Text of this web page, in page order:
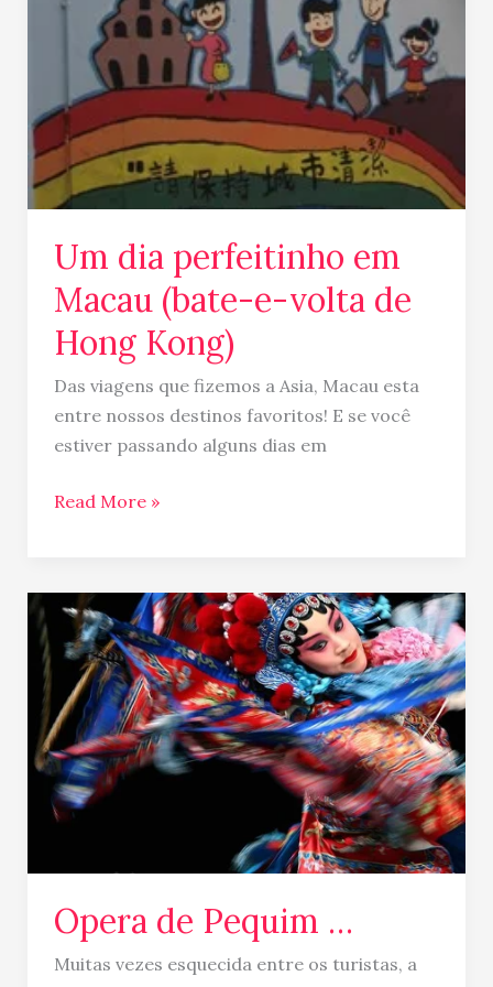
Um dia perfeitinho em
Macau (bate-e-volta de
Hong Kong)
Das viagens que fizemos a Asia, Macau esta
entre nossos destinos favoritos! E se você
estiver passando alguns dias em
Read More »
Opera de Pequim …
Muitas vezes esquecida entre os turistas, a
Opera
Pequim